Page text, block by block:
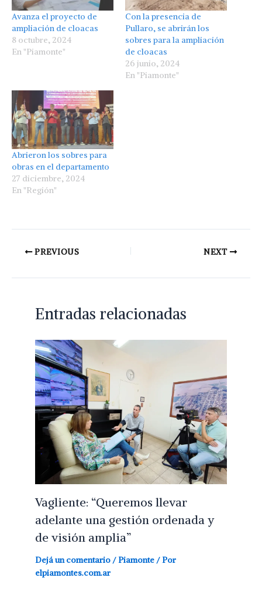
Avanza el proyecto de
ampliación de cloacas
8 octubre, 2024
En "Piamonte"
Con la presencia de
Pullaro, se abrirán los
sobres para la ampliación
de cloacas
26 junio, 2024
En "Piamonte"
Abrieron los sobres para
obras en el departamento
27 diciembre, 2024
En "Región"
PREVIOUS NEXT
Entradas relacionadas
Vagliente: “Queremos llevar
adelante una gestión ordenada y
de visión amplia”
Dejá un comentario /Piamonte / Por
elpiamontes.com.ar